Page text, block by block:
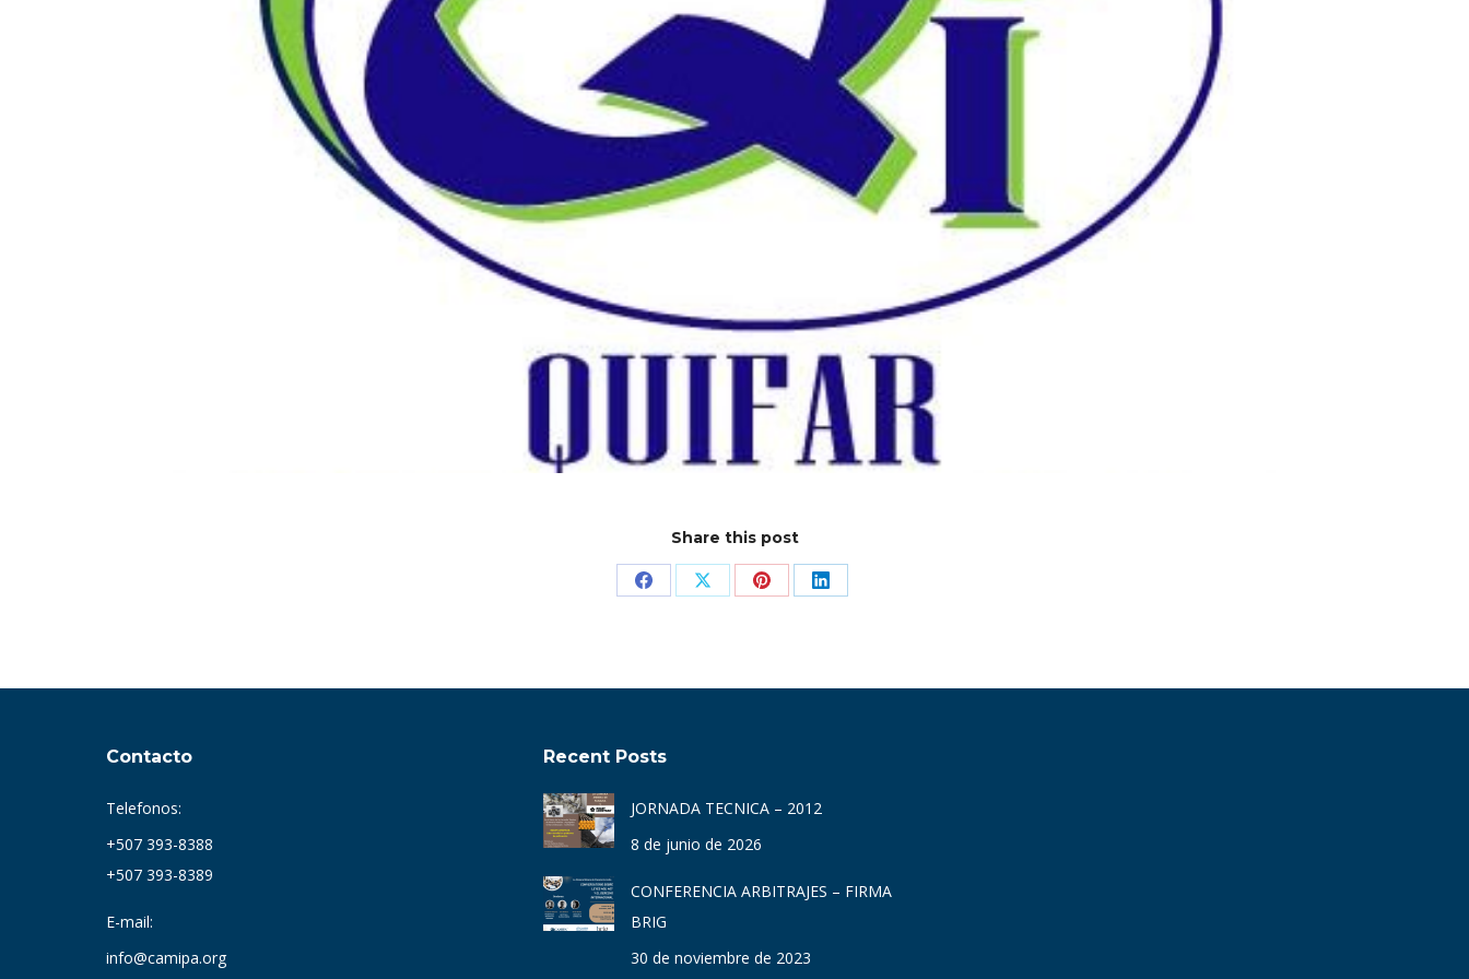
Share this post
Share Share Share Share
Contacto
Telefonos:
+507 393-8388
+507 393-8389
E-mail:
info@camipa.org
Recent Posts
JORNADA TECNICA – 2012
8 de junio de 2026
CONFERENCIA ARBITRAJES – FIRMA
BRIG
30 de noviembre de 2023